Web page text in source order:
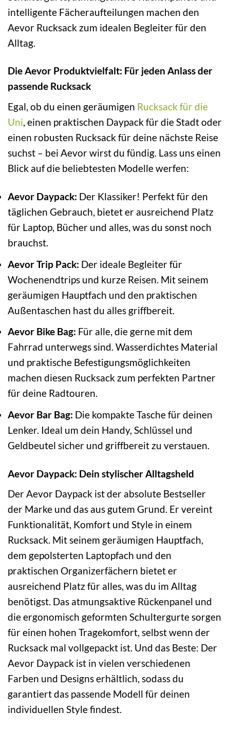
intelligente Fächeraufteilungen machen den
Aevor Rucksack zum idealen Begleiter für den
Alltag.
Die Aevor Produktvielfalt: Für jeden Anlass der
passende Rucksack
Egal, ob du einen geräumigen Rucksack für die
Uni, einen praktischen Daypack für die Stadt oder
einen robusten Rucksack für deine nächste Reise
suchst – bei Aevor wirst du fündig. Lass uns einen
Blick auf die beliebtesten Modelle werfen:
Aevor Daypack: Der Klassiker! Perfekt für den
täglichen Gebrauch, bietet er ausreichend Platz
für Laptop, Bücher und alles, was du sonst noch
brauchst.
Aevor Trip Pack: Der ideale Begleiter für
Wochenendtrips und kurze Reisen. Mit seinem
geräumigen Hauptfach und den praktischen
Außentaschen hast du alles griffbereit.
Aevor Bike Bag: Für alle, die gerne mit dem
Fahrrad unterwegs sind. Wasserdichtes Material
und praktische Befestigungsmöglichkeiten
machen diesen Rucksack zum perfekten Partner
für deine Radtouren.
Aevor Bar Bag: Die kompakte Tasche für deinen
Lenker. Ideal um dein Handy, Schlüssel und
Geldbeutel sicher und griffbereit zu verstauen.
Aevor Daypack: Dein stylischer Alltagsheld
Der Aevor Daypack ist der absolute Bestseller
der Marke und das aus gutem Grund. Er vereint
Funktionalität, Komfort und Style in einem
Rucksack. Mit seinem geräumigen Hauptfach,
dem gepolsterten Laptopfach und den
praktischen Organizerfächern bietet er
ausreichend Platz für alles, was du im Alltag
benötigst. Das atmungsaktive Rückenpanel und
die ergonomisch geformten Schultergurte sorgen
für einen hohen Tragekomfort, selbst wenn der
Rucksack mal vollgepackt ist. Und das Beste: Der
Aevor Daypack ist in vielen verschiedenen
Farben und Designs erhältlich, sodass du
garantiert das passende Modell für deinen
individuellen Style findest.